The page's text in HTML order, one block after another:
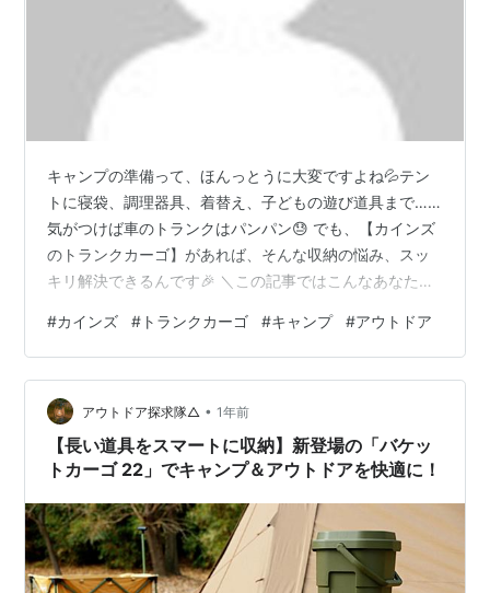
キャンプの準備って、ほんっとうに大変ですよね💦テン
トに寝袋、調理器具、着替え、子どもの遊び道具まで……
気がつけば車のトランクはパンパン😓 でも、【カインズ
のトランクカーゴ】があれば、そんな収納の悩み、スッ
キリ解決できるんです🎉 ＼この記事ではこんなあなたに
なボックスを探してる方 トランクカーゴのおすすめモデ
ルを知りたい方 他社製品との違いを知りたい方 車に積み
やすく、持ち運びしやすい収納を探している方 ではさっ
そく、【カインズで買えるトランクカーゴ】の魅力を、
ぎゅぎゅっと解説していきます💪🔥 カインズのトランク
カーゴが選ばれる3つの理由🌟 …
#カインズ # トランクカーゴ #キャンプ #アウトドア
アウトドア探求隊△ • 1年前
【長い道具をスマートに収納】新登場の「バケッ
トカーゴ 22」でキャンプ＆アウトドアを快適に！